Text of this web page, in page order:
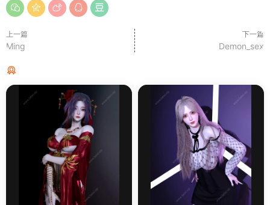
上一篇
Ming
下一篇
Demon_sex